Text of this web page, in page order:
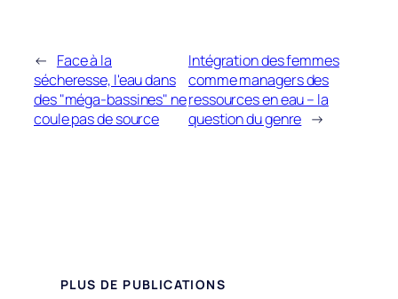
← Face à la
sécheresse, l'eau dans
des "méga-bassines" ne
coule pas de source
Intégration des femmes
comme managers des
ressources en eau – la
question du genre →
PLUS DE PUBLICATIONS